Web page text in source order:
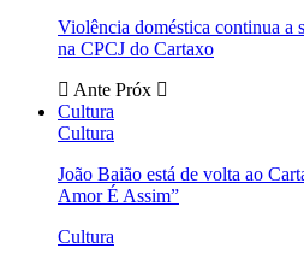
Violência doméstica continua a
na CPCJ do Cartaxo
Ante Próx
Cultura
Cultura
João Baião está de volta ao
Amor É Assim”
Cultura